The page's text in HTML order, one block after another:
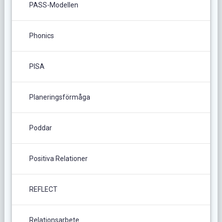
PASS-Modellen
Phonics
PISA
Planeringsförmåga
Poddar
Positiva Relationer
REFLECT
Relationsarbete